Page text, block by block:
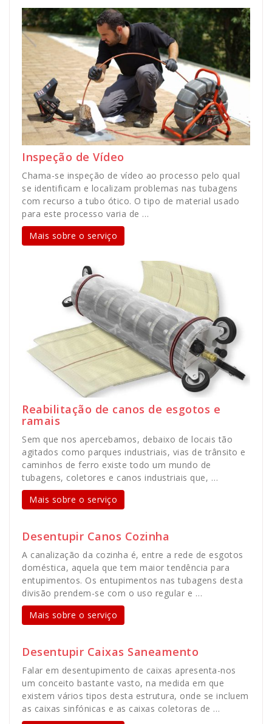
Inspeção de Vídeo
Chama-se inspeção de vídeo ao processo pelo qual
se identificam e localizam problemas nas tubagens
com recurso a tubo ótico. O tipo de material usado
para este processo varia de …
Mais sobre o serviço
Reabilitação de canos de esgotos e
ramais
Sem que nos apercebamos, debaixo de locais tão
agitados como parques industriais, vias de trânsito e
caminhos de ferro existe todo um mundo de
tubagens, coletores e canos industriais que, …
Mais sobre o serviço
Desentupir Canos Cozinha
A canalização da cozinha é, entre a rede de esgotos
doméstica, aquela que tem maior tendência para
entupimentos. Os entupimentos nas tubagens desta
divisão prendem-se com o uso regular e …
Mais sobre o serviço
Desentupir Caixas Saneamento
Falar em desentupimento de caixas apresenta-nos
um conceito bastante vasto, na medida em que
existem vários tipos desta estrutura, onde se incluem
as caixas sinfónicas e as caixas coletoras de …